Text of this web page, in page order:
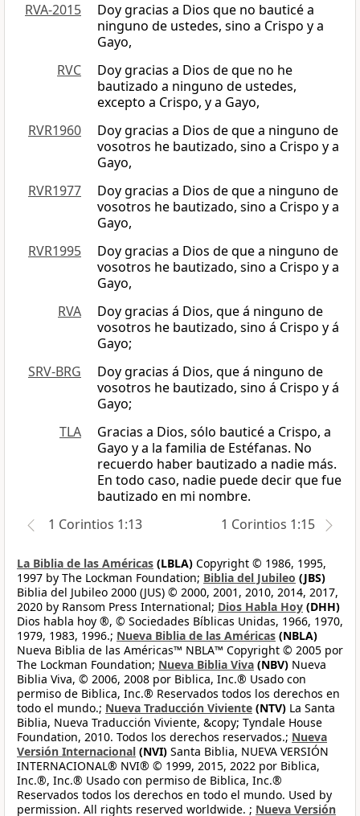
RVA-2015
Doy gracias a Dios que no bauticé a
ninguno de ustedes, sino a Crispo y a
Gayo,
RVC
Doy gracias a Dios de que no he
bautizado a ninguno de ustedes,
excepto a Crispo, y a Gayo,
RVR1960
Doy gracias a Dios de que a ninguno de
vosotros he bautizado, sino a Crispo y a
Gayo,
RVR1977
Doy gracias a Dios de que a ninguno de
vosotros he bautizado, sino a Crispo y a
Gayo,
RVR1995
Doy gracias a Dios de que a ninguno de
vosotros he bautizado, sino a Crispo y a
Gayo,
RVA
Doy gracias á Dios, que á ninguno de
vosotros he bautizado, sino á Crispo y á
Gayo;
SRV-BRG
Doy gracias á Dios, que á ninguno de
vosotros he bautizado, sino á Crispo y á
Gayo;
TLA
Gracias a Dios, sólo bauticé a Crispo, a
Gayo y a la familia de Estéfanas. No
recuerdo haber bautizado a nadie más.
En todo caso, nadie puede decir que fue
bautizado en mi nombre.
1 Corintios 1:13
1 Corintios 1:15
La Biblia de las Américas (LBLA) Copyright © 1986, 1995,
1997 by The Lockman Foundation; Biblia del Jubileo (JBS)
Biblia del Jubileo 2000 (JUS) © 2000, 2001, 2010, 2014, 2017,
2020 by Ransom Press International; Dios Habla Hoy (DHH)
Dios habla hoy ®, © Sociedades Bíblicas Unidas, 1966, 1970,
1979, 1983, 1996.; Nueva Biblia de las Américas (NBLA)
Nueva Biblia de las Américas™ NBLA™ Copyright © 2005 por
The Lockman Foundation; Nueva Biblia Viva (NBV) Nueva
Biblia Viva, © 2006, 2008 por Biblica, Inc.® Usado con
permiso de Biblica, Inc.® Reservados todos los derechos en
todo el mundo.; Nueva Traducción Viviente (NTV) La Santa
Biblia, Nueva Traducción Viviente, &copy; Tyndale House
Foundation, 2010. Todos los derechos reservados.; Nueva
Versión Internacional (NVI) Santa Biblia, NUEVA VERSIÓN
INTERNACIONAL® NVI® © 1999, 2015, 2022 por Biblica,
Inc.®, Inc.® Usado con permiso de Biblica, Inc.®
Reservados todos los derechos en todo el mundo. Used by
permission. All rights reserved worldwide. ; Nueva Versión